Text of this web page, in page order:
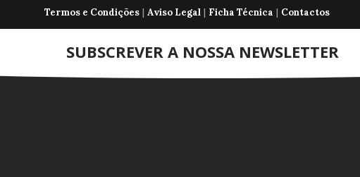
Termos e Condições |Aviso Legal | Ficha Técnica | Contactos
SUBSCREVER A NOSSA NEWSLETTER